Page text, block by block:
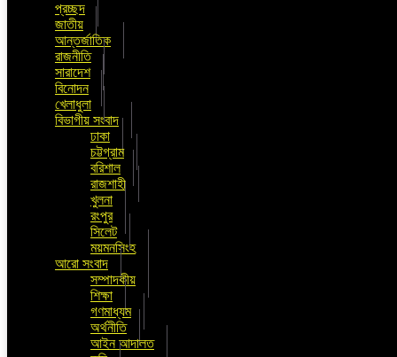
প্রচ্ছদ
জাতীয়
আন্তর্জাতিক
রাজনীতি
সারাদেশ
বিনোদন
খেলাধুলা
বিভাগীয় সংবাদ
ঢাকা
চট্টগ্রাম
বরিশাল
রাজশাহী
খুলনা
রংপুর
সিলেট
ময়মনসিংহ
আরো সংবাদ
সম্পাদকীয়
শিক্ষা
গণমাধ্যম
অর্থনীতি
আইন আদালত